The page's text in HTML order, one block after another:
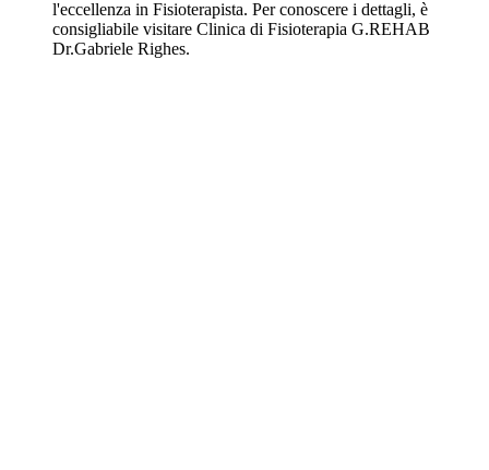
l'eccellenza in Fisioterapista. Per conoscere i dettagli, è
consigliabile visitare Clinica di Fisioterapia G.REHAB
Dr.Gabriele Righes.